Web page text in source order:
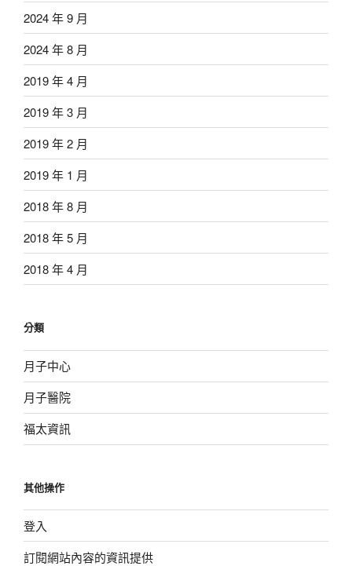
2024 年 9 月
2024 年 8 月
2019 年 4 月
2019 年 3 月
2019 年 2 月
2019 年 1 月
2018 年 8 月
2018 年 5 月
2018 年 4 月
分類
月子中心
月子醫院
福太資訊
其他操作
登入
訂閱網站內容的資訊提供